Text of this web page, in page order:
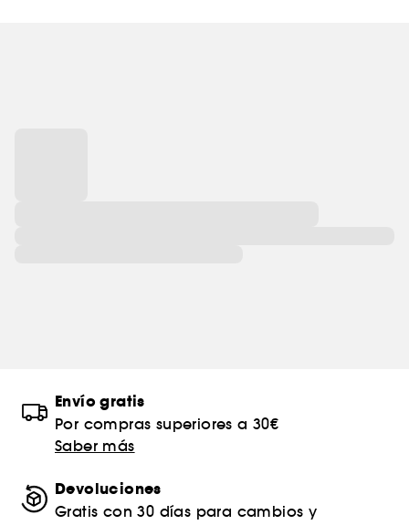
Envío gratis
Por compras superiores a 30€
Saber más
Devoluciones
Gratis con 30 días para cambios y